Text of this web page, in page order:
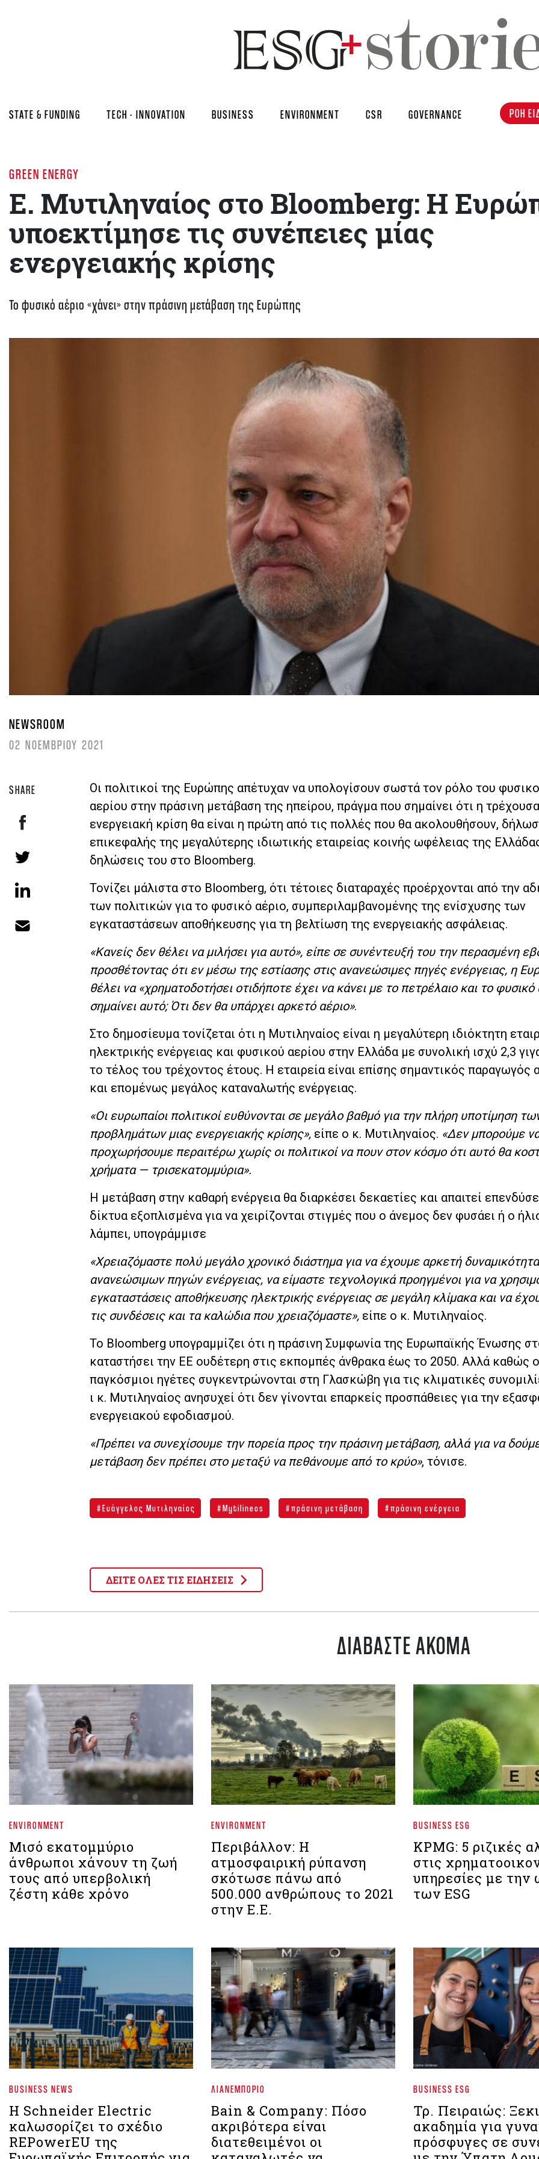
STATE & FUNDING TECH - INNOVATION BUSINESS ENVIRONMENT CSR GOVERNANCE ΡΟΗ
GREEN ENERGY
Ε. Μυτιληναίος στο Bloomberg: Η
υποεκτίμησε τις συνέπειες μίας
ενεργειακής κρίσης
Το φυσικό αέριο «χάνει» στην πράσινη μετάβαση της Ευρώπης
NEWSROOM
02 ΝΟΕΜΒΡΙΟΥ 2021
SHARE
Οι πολιτικοί της Ευρώπης απέτυχαν να υπολογίσουν σωστά τον ρόλο του
αερίου στην πράσινη μετάβαση της ηπείρου, πράγμα που σημαίνει ότι η τρέχουσα
ενεργειακή κρίση θα είναι η πρώτη από τις πολλές που θα ακολουθήσουν,
επικεφαλής της μεγαλύτερης ιδιωτικής εταιρείας κοινής ωφέλειας της
δηλώσεις του στο Bloomberg.
Τονίζει μάλιστα στο Bloomberg, ότι τέτοιες διαταραχές προέρχονται από την
των πολιτικών για το φυσικό αέριο, συμπεριλαμβανομένης της ενίσχυσης των
εγκαταστάσεων αποθήκευσης για τη βελτίωση της ενεργειακής ασφάλειας.
«Κανείς δεν θέλει να μιλήσει για αυτό», είπε σε συνέντευξή του την περασμένη
προσθέτοντας ότι εν μέσω της εστίασης στις ανανεώσιμες πηγές ενέργειας, η
θέλει να «χρηματοδοτήσει οτιδήποτε έχει να κάνει με το πετρέλαιο και το φυσικό
σημαίνει αυτό; Ότι δεν θα υπάρχει αρκετό αέριο».
Στο δημοσίευμα τονίζεται ότι η Μυτιληναίος είναι η μεγαλύτερη ιδιόκτητη
ηλεκτρικής ενέργειας και φυσικού αερίου στην Ελλάδα με συνολική ισχύ 2,3
το τέλος του τρέχοντος έτους. Η εταιρεία είναι επίσης σημαντικός παραγωγός
και επομένως μεγάλος καταναλωτής ενέργειας.
«Οι ευρωπαίοι πολιτικοί ευθύνονται σε μεγάλο βαθμό για την πλήρη υποτίμηση
προβλημάτων μιας ενεργειακής κρίσης», είπε ο κ. Μυτιληναίος. «Δεν μπορούμε
προχωρήσουμε περαιτέρω χωρίς οι πολιτικοί να πουν στον κόσμο ότι αυτό θα
χρήματα — τρισεκατομμύρια».
Η μετάβαση στην καθαρή ενέργεια θα διαρκέσει δεκαετίες και απαιτεί
δίκτυα εξοπλισμένα για να χειρίζονται στιγμές που ο άνεμος δεν φυσάει ή ο
λάμπει, υπογράμμισε
«Χρειαζόμαστε πολύ μεγάλο χρονικό διάστημα για να έχουμε αρκετή δυναμικότητα
ανανεώσιμων πηγών ενέργειας, να είμαστε τεχνολογικά προηγμένοι για να
εγκαταστάσεις αποθήκευσης ηλεκτρικής ενέργειας σε μεγάλη κλίμακα και να
τις συνδέσεις και τα καλώδια που χρειαζόμαστε», είπε ο κ. Μυτιληναίος.
Το Bloomberg υπογραμμίζει ότι η πράσινη Συμφωνία της Ευρωπαϊκής Ένωσης
καταστήσει την ΕΕ ουδέτερη στις εκπομπές άνθρακα έως το 2050. Αλλά καθώς
παγκόσμιοι ηγέτες συγκεντρώνονται στη Γλασκώβη για τις κλιματικές
ι κ. Μυτιληναίος ανησυχεί ότι δεν γίνονται επαρκείς προσπάθειες για την
ενεργειακού εφοδιασμού.
«Πρέπει να συνεχίσουμε την πορεία προς την πράσινη μετάβαση, αλλά για να
μετάβαση δεν πρέπει στο μεταξύ να πεθάνουμε από το κρύο», τόνισε.
Eυάγγελος Μυτιληναίος Mytilineos πράσινη μετάβαση πράσινη ενέργεια
ΔΕΙΤΕ ΟΛΕΣ ΤΙΣ ΕΙΔΗΣΕΙΣ
ΔΙΑΒΑΣΤΕ ΑΚΟΜΑ
ENVIRONMENT
Μισό εκατομμύριο
άνθρωποι χάνουν τη ζωή
τους από υπερβολική
ζέστη κάθε χρόνο
ENVIRONMENT
Περιβάλλον: Η
ατμοσφαιρική ρύπανση
σκότωσε πάνω από
500.000 ανθρώπους το 2021
στην Ε.Ε.
BUSINESS ESG
ΚPMG: 5 ριζικές
στις
υπηρεσίες με την
των ESG
BUSINESS NEWS
Η Schneider Electric
καλωσορίζει το σχέδιο
REPowerEU της
ΛΙΑΝΕΜΠΌΡΙΟ
Bain & Company: Πόσο
ακριβότερα είναι
διατεθειμένοι οι
BUSINESS ESG
Τρ. Πειραιώς:
ακαδημία για
πρόσφυγες σε